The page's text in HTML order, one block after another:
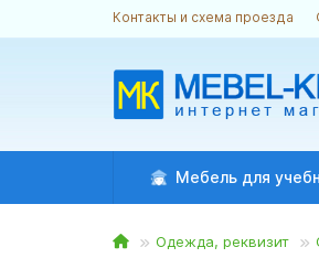
Контакты и схема проезда
Мебель для
Одежда, реквизит